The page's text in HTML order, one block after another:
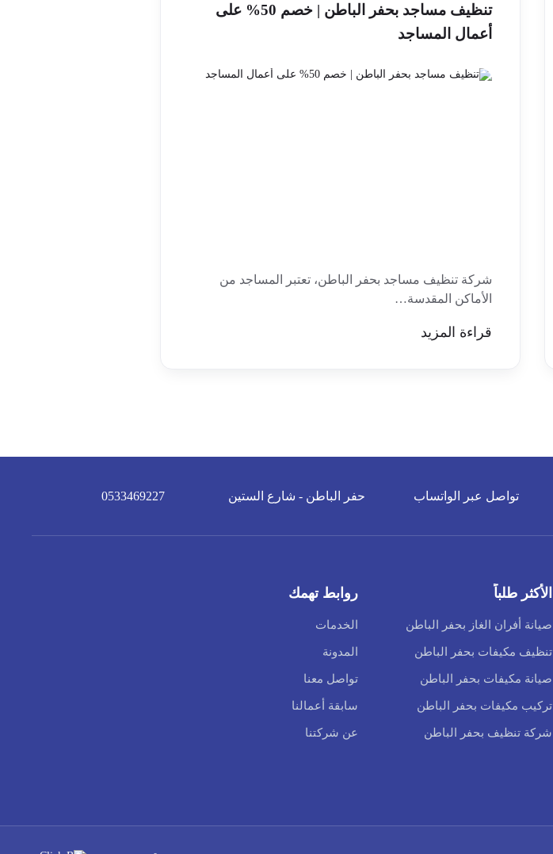
تنظيف مساجد بحفر الباطن | خصم 50% على
أعمال المساجد
شركة تنظيف مساجد بحفر الباطن، تعتبر المساجد من
الأماكن المقدسة…
قراءة المزيد
تواصل عبر الواتساب حفر الباطن - شارع الستين 0533469227
الأكثر طلباً
صيانة أفران الغاز بحفر الباطن
تنظيف مكيفات بحفر الباطن
صيانة مكيفات بحفر الباطن
تركيب مكيفات بحفر الباطن
شركة تنظيف بحفر الباطن
روابط تهمك
الخدمات
المدونة
تواصل معنا
سابقة أعمالنا
عن شركتنا